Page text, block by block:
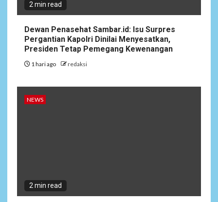
2 min read
Dewan Penasehat Sambar.id: Isu Surpres
Pergantian Kapolri Dinilai Menyesatkan,
Presiden Tetap Pemegang Kewenangan
1 hari ago redaksi
NEWS
2 min read